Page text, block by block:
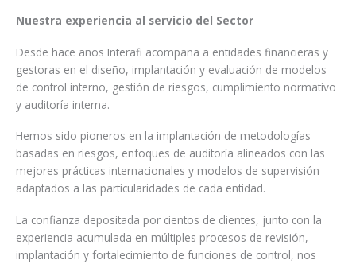
Nuestra experiencia al servicio del Sector
Desde hace años Interafi acompaña a entidades financieras y
gestoras en el diseño, implantación y evaluación de modelos
de control interno, gestión de riesgos, cumplimiento normativo
y auditoría interna.
Hemos sido pioneros en la implantación de metodologías
basadas en riesgos, enfoques de auditoría alineados con las
mejores prácticas internacionales y modelos de supervisión
adaptados a las particularidades de cada entidad.
La confianza depositada por cientos de clientes, junto con la
experiencia acumulada en múltiples procesos de revisión,
implantación y fortalecimiento de funciones de control, nos